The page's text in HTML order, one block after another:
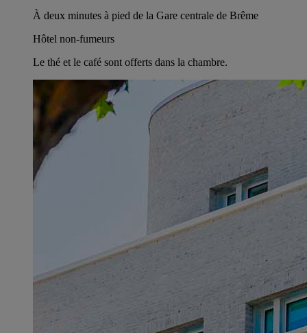
À deux minutes à pied de la Gare centrale de Brême
Hôtel non-fumeurs
Le thé et le café sont offerts dans la chambre.